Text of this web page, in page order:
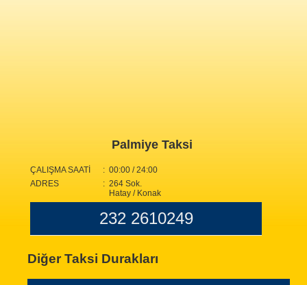
Palmiye Taksi
ÇALIŞMA SAATİ
: 00:00 / 24:00
ADRES
: 264 Sok.
Hatay / Konak
232 2610249
Diğer Taksi Durakları